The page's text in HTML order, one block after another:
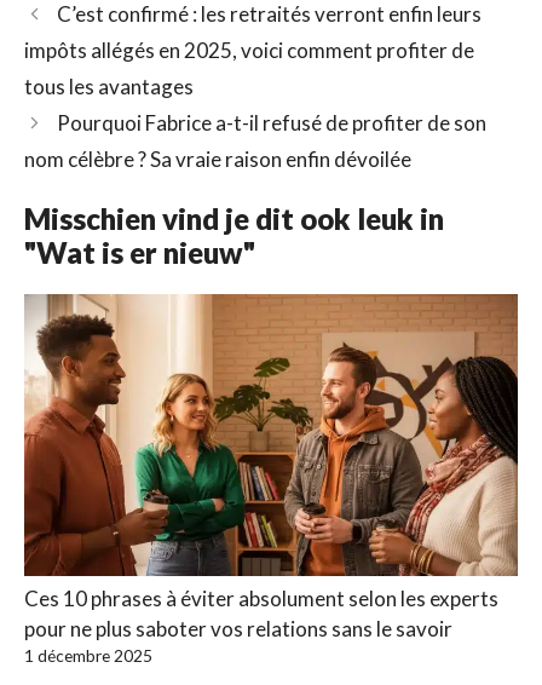
C’est confirmé : les retraités verront enfin leurs
impôts allégés en 2025, voici comment profiter de
tous les avantages
Pourquoi Fabrice a-t-il refusé de profiter de son
nom célèbre ? Sa vraie raison enfin dévoilée
Misschien vind je dit ook leuk in
"Wat is er nieuw"
Ces 10 phrases à éviter absolument selon les experts
pour ne plus saboter vos relations sans le savoir
1 décembre 2025